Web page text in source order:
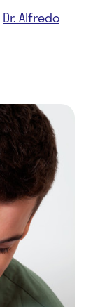
Dr. Alfredo